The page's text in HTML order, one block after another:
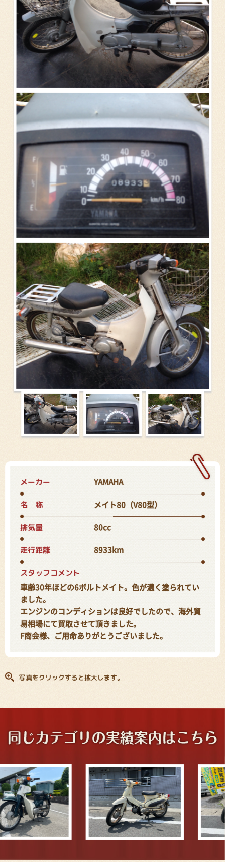
メーカー YAMAHA
名 称 メイト80（V80型）
排気量 80cc
走行距離 8933km
スタッフコメント
車齢30年ほどの6ボルトメイト。色が濃く塗られてい
ました。
エンジンのコンディションは良好でしたので、海外貿
易相場にて買取させて頂きました。
F商会様、ご用命ありがとうございました。
写真をクリックすると拡大します。